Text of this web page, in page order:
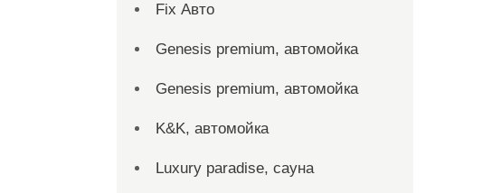
Fix Авто
Genesis premium, автомойка
Genesis premium, автомойка
K&K, автомойка
Luxury paradise, сауна